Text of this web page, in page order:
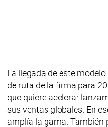
La llegada de este
de ruta de la firma para
que quiere acelerar
sus ventas globales. En
amplía la gama. También